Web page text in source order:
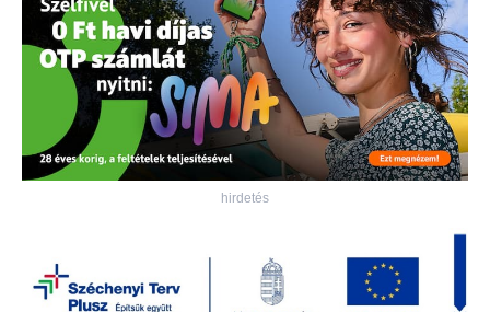
hirdetés